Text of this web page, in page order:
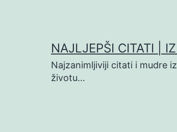
NAJLJEPŠI CITATI |
Najzanimljiviji citati i mudre
životu…